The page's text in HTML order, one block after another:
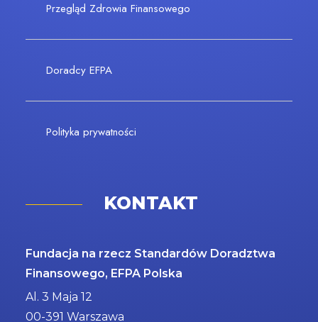
Przegląd Zdrowia Finansowego
Doradcy EFPA
Polityka prywatności
KONTAKT
Fundacja na rzecz Standardów Doradztwa
Finansowego, EFPA Polska
Al. 3 Maja 12
00-391 Warszawa